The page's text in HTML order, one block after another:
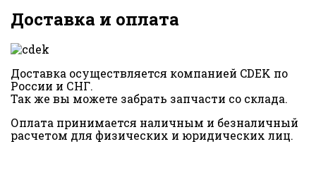
Доставка и оплата
Доставка осуществляется компанией CDEK по
России и СНГ.
Так же вы можете забрать запчасти со склада.
Оплата принимается наличным и безналичный
расчетом для физических и юридических лиц.